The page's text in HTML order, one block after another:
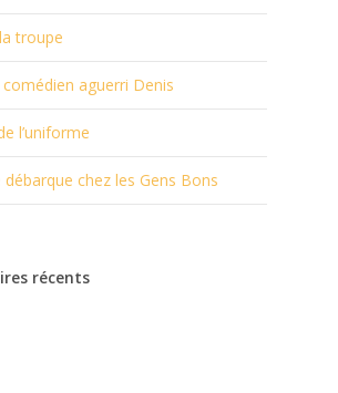
troupe
aguerri Denis
l’uniforme
chez les Gens Bons
récents